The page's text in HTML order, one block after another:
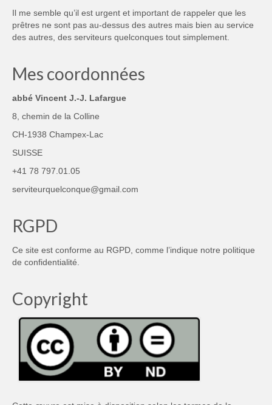
Il me semble qu’il est urgent et important de rappeler que les
prêtres ne sont pas au-dessus des autres mais bien au service
des autres, des serviteurs quelconques tout simplement.
Mes coordonnées
abbé Vincent J.-J. Lafargue
8, chemin de la Colline
CH-1938 Champex-Lac
SUISSE
+41 78 797.01.05
serviteurquelconque@gmail.com
RGPD
Ce site est conforme au RGPD, comme l’indique notre politique
de confidentialité
Copyright